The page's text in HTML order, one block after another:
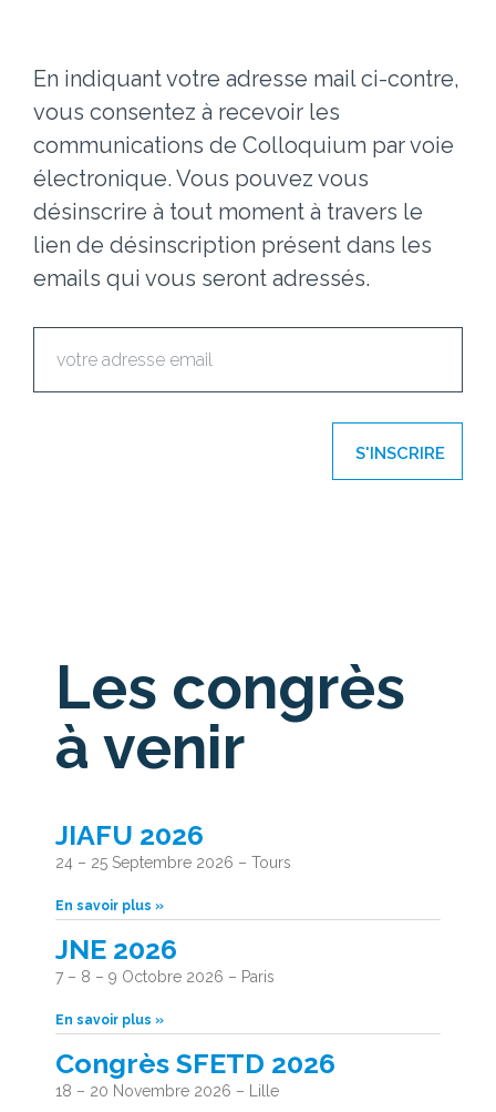
En indiquant votre adresse mail ci-contre,
vous consentez à recevoir les
communications de Colloquium par voie
électronique. Vous pouvez vous
désinscrire à tout moment à travers le
lien de désinscription présent dans les
emails qui vous seront adressés.
S'INSCRIRE
Les congrès
à venir
JIAFU 2026
24 – 25 Septembre 2026 – Tours
En savoir plus »
JNE 2026
7 – 8 – 9 Octobre 2026 – Paris
En savoir plus »
Congrès SFETD 2026
18 – 20 Novembre 2026 – Lille